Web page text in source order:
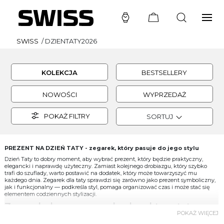
SWISS /DZIENTATY2026
KOLEKCJA BESTSELLERY
NOWOŚCI WYPRZEDAŻ
POKAŻ FILTRY SORTUJ
PREZENT NA DZIEŃ TATY - zegarek, który pasuje do jego stylu
Dzień Taty to dobry moment, aby wybrać prezent, który będzie praktyczny,
elegancki i naprawdę użyteczny. Zamiast kolejnego drobiazgu, który szybko
trafi do szuflady, warto postawić na dodatek, który może towarzyszyć mu
każdego dnia. Zegarek dla taty sprawdzi się zarówno jako prezent symboliczny,
jak i funkcjonalny — podkreśla styl, pomaga organizować czas i może stać się
elementem codziennych stylizacji.
Zegarek dopasowany do charakteru taty
POKAŻ WIĘCEJ